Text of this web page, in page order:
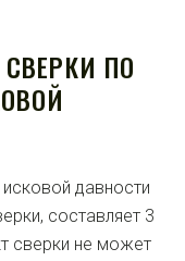
ПО
давности
составляет 3
сверки не может